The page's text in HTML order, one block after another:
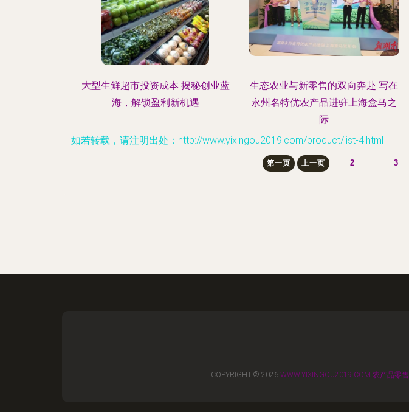
大型生鲜超市投资成本 揭秘创业蓝
海，解锁盈利新机遇
生态农业与新零售的双向奔赴 写在
永州名特优农产品进驻上海盒马之
际
如若转载，请注明出处：http://www.yixingou2019.com/product/list-4.html
第一页 上一页 2 3
COPYRIGHT © 2026 WWW.YIXINGOU2019.COM 农产品零售